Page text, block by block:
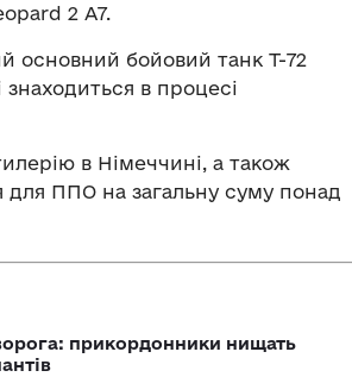
2 A7.
основний бойовий танк Т-72
в процесі
в Німеччині, а також
для ППО на загальну суму понад
прикордонники нищать